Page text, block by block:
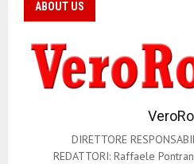
ABOUT US
DIRETTORE
REDATTORI: Raffaele